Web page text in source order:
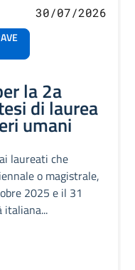
30/07/2026
la 2a
di laurea
umani
laureati che
o magistrale,
2025 e il 31
italiana...